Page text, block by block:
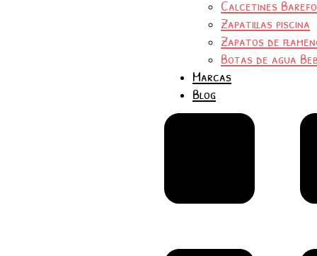
Calcetines
Zapatillas piscina
Zapatos de
Botas de agua
Marcas
Blog